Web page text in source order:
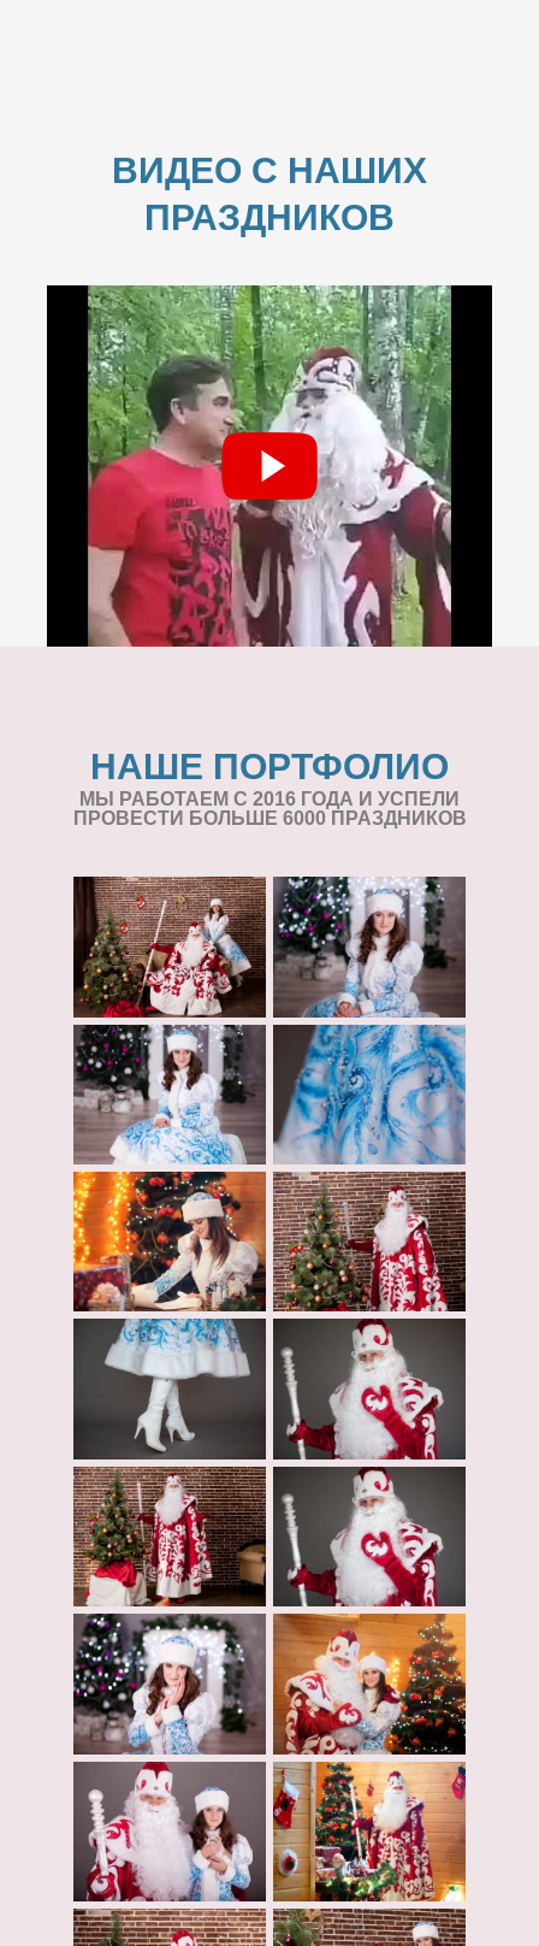
ВИДЕО С НАШИХ
ПРАЗДНИКОВ
НАШЕ ПОРТФОЛИО
МЫ РАБОТАЕМ С 2016 ГОДА И УСПЕЛИ
ПРОВЕСТИ БОЛЬШЕ 6000 ПРАЗДНИКОВ